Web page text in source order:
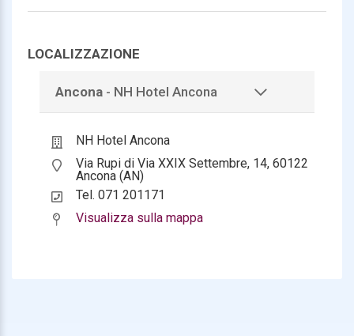
Pediatria (pediatri di libera scelta)
Reumatologia
LOCALIZZAZIONE
Ancona - NH Hotel Ancona
NH Hotel Ancona
Via Rupi di Via XXIX Settembre, 14, 60122
Ancona (AN)
Tel. 071 201171
Visualizza sulla mappa